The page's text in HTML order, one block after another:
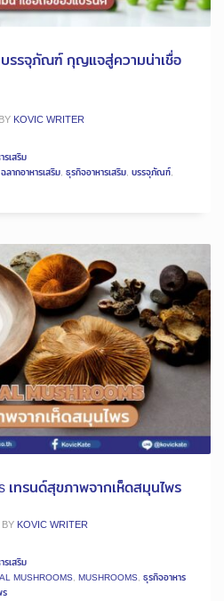
รรจุภัณฑ์ กุญแจสู่ความน่าเชื่อ
BY KOVIC WRITER
รเสริม
ฉลากอาหารเสริม, ธุรกิจอาหารเสริม, บรรจุภัณฑ์,
เทรนด์สุขภาพจากเห็ดสมุนไพร
BY KOVIC WRITER
รเสริม
MUSHROOMS, MUSHROOMS, ธุรกิจอาหาร
ร